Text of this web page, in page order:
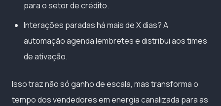
para o setor de crédito.
Interações paradas há mais de X dias? A
automação agenda lembretes e distribui aos times
de ativação.
Isso traz não só ganho de escala, mas transforma o
tempo dos vendedores em energia canalizada para as